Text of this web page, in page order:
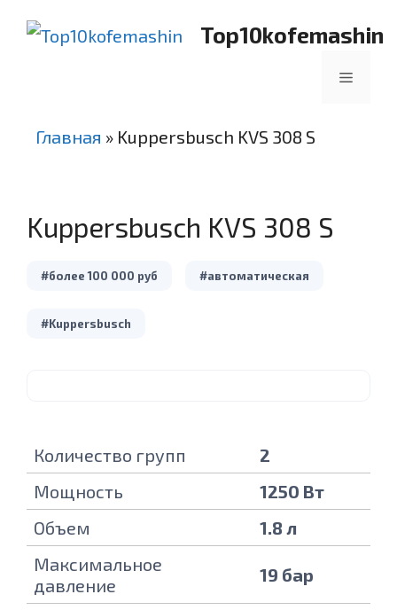
Top10kofemashin
Меню
Главная » Kuppersbusch KVS 308 S
Kuppersbusch KVS 308 S
#более 100 000 руб #автоматическая
#Kuppersbusch
Количество групп
2
Мощность
1250 Вт
Объем
1.8 л
Максимальное
давление
19 бар